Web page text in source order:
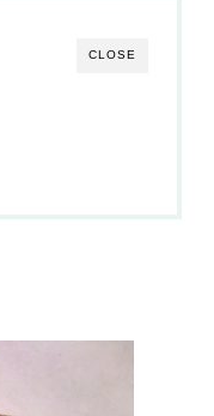
CLOSE